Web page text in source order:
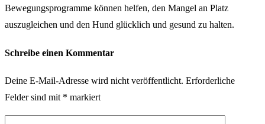
Bewegungsprogramme können helfen, den Mangel an Platz
auszugleichen und den Hund glücklich und gesund zu halten.
Schreibe einen Kommentar
Deine E-Mail-Adresse wird nicht veröffentlicht. Erforderliche
Felder sind mit * markiert